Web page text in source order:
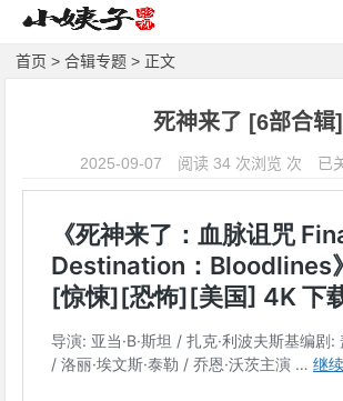
首页 >合辑专题 > 正文
死神来了 [6部合辑]
2025-09-07 阅读 34 次浏览 次
死
神
了
[6
部
辑]
已